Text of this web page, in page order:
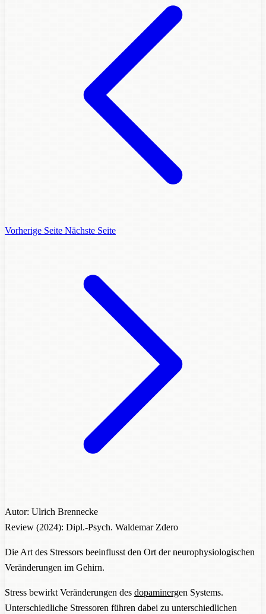
Vorherige Seite Nächste Seite
Autor: Ulrich Brennecke
Review (2024): Dipl.-Psych. Waldemar Zdero
Die Art des Stressors beeinflusst den Ort der neurophysiologischen
Veränderungen im Gehirn.
Stress bewirkt Veränderungen des dopaminergen Systems.
Unterschiedliche Stressoren führen dabei zu unterschiedlichen